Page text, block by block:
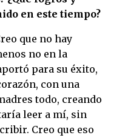
en este tiempo?
que no hay
no en la
para su éxito,
con una
todo, creando
leer a mí, sin
Creo que eso